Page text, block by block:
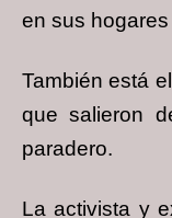
en sus
También está
que salieron
paradero.
La activista y